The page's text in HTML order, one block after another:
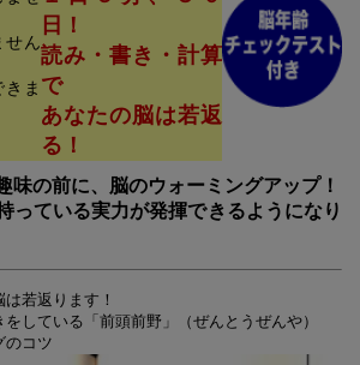
せん
ま
日！
読み・書き・計算
で
あなたの脳は若返
る！
味の前に、脳のウォーミングアップ！
っている実力が発揮できるようになり
若返ります！
している「前頭前野」
（ぜんとうぜんや）
のコツ